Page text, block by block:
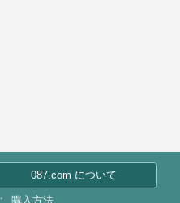
087.com について
購入方法